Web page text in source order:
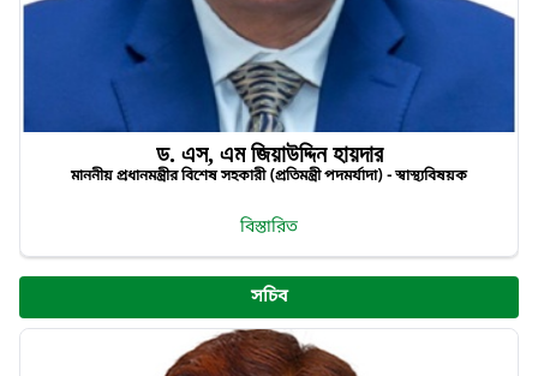
ড. এস, এম জিয়াউদ্দিন হায়দার
মাননীয় প্রধানমন্ত্রীর বিশেষ সহকারী (প্রতিমন্ত্রী পদমর্যাদা) - স্বাস্থ্যবিষয়ক
বিস্তারিত
সচিব